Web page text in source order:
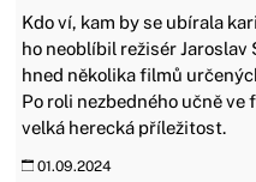
Kdo ví, kam by se ubírala
ho neoblíbil režisér Jaroslav
hned několika filmů
Po roli nezbedného učně
velká herecká příležitost.
01.09.2024